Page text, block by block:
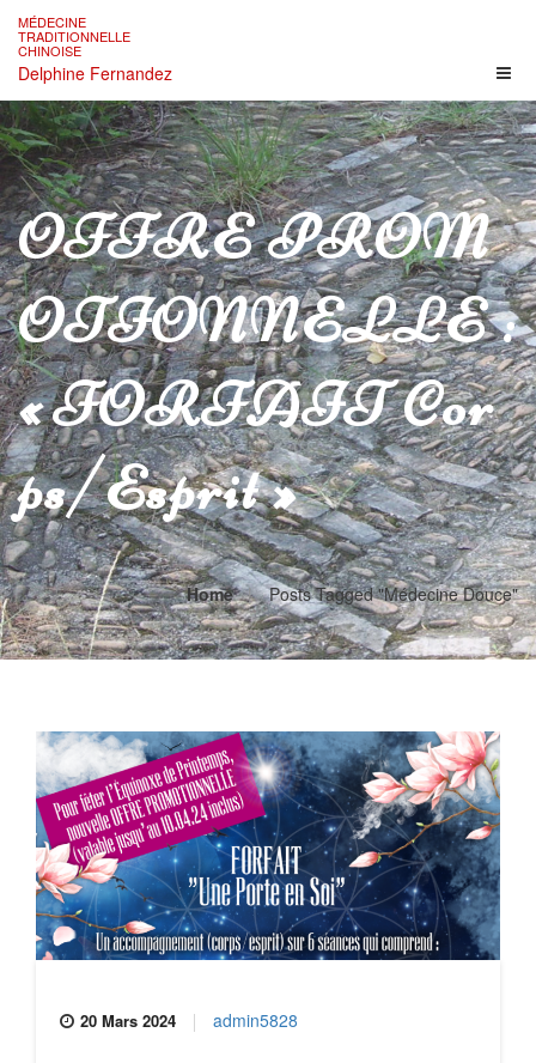
content
MÉDECINE
TRADITIONNELLE
CHINOISE
Delphine Fernandez
OFFRE PROM
OTIONNELLE :
« FORFAIT Cor
Ps/Esprit »
Home Posts Tagged "médecine Douce"
20 Mars 2024 admin5828